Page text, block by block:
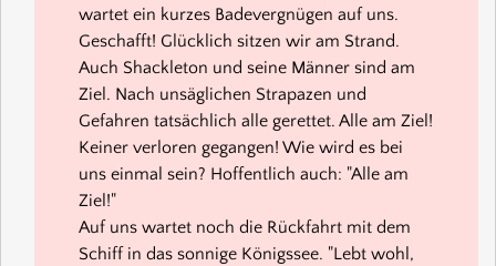
wartet ein kurzes Badevergnügen auf uns.
Geschafft! Glücklich sitzen wir am Strand.
Auch Shackleton und seine Männer sind am
Ziel. Nach unsäglichen Strapazen und
Gefahren tatsächlich alle gerettet. Alle am Ziel!
Keiner verloren gegangen! Wie wird es bei
uns einmal sein? Hoffentlich auch: "Alle am
Ziel!"
Auf uns wartet noch die Rückfahrt mit dem
Schiff in das sonnige Königssee. "Lebt wohl,